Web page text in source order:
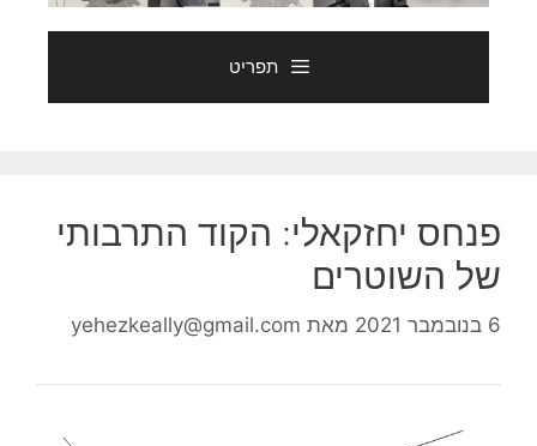
תפריט
פנחס יחזקאלי: הקוד התרבותי
של השוטרים
6 בנובמבר 2021 מאת yehezkeally@gmail.com